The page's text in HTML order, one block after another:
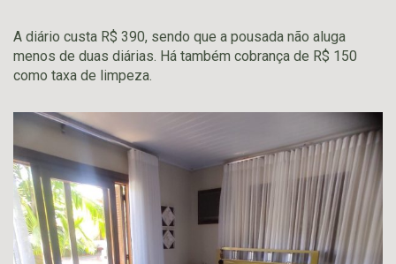
A diário custa R$ 390, sendo que a pousada não aluga
menos de duas diárias. Há também cobrança de R$ 150
como taxa de limpeza.